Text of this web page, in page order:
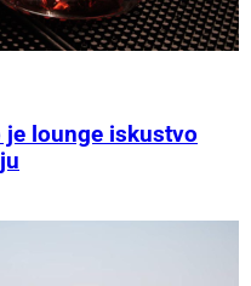
lounge iskustvo